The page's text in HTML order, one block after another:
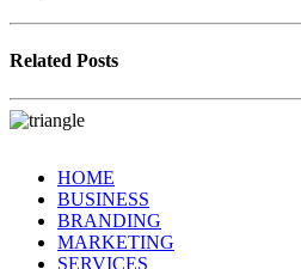
Related Posts
HOME
BUSINESS
BRANDING
MARKETING
SERVICES